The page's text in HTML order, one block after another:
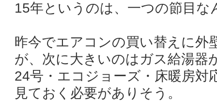
15年というのは、一つの節目
昨今でエアコンの買い替えに外
が、次に大きいのはガス給湯器
24号・エコジョーズ・床暖房対
見ておく必要がありそう。